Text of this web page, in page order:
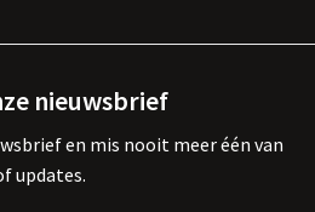
nieuwsbrief
en mis nooit meer één van
updates.